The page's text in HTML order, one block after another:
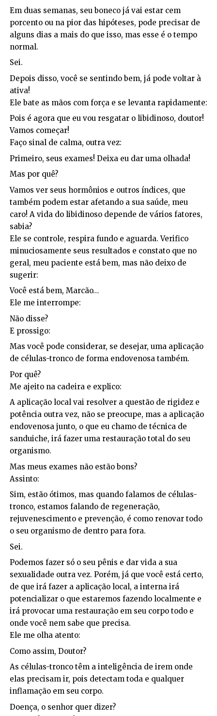
Em duas semanas, seu boneco já vai estar cem
porcento ou na pior das hipóteses, pode precisar de
alguns dias a mais do que isso, mas esse é o tempo
normal.
Sei.
Depois disso, você se sentindo bem, já pode voltar à
ativa!
Ele bate as mãos com força e se levanta rapidamente:
Pois é agora que eu vou resgatar o libidinoso, doutor!
Vamos começar!
Faço sinal de calma, outra vez:
Primeiro, seus exames! Deixa eu dar uma olhada!
Mas por quê?
Vamos ver seus hormônios e outros índices, que
também podem estar afetando a sua saúde, meu
caro! A vida do libidinoso depende de vários fatores,
sabia?
Ele se controle, respira fundo e aguarda. Verifico
minuciosamente seus resultados e constato que no
geral, meu paciente está bem, mas não deixo de
sugerir:
Você está bem, Marcão…
Ele me interrompe:
Não disse?
E prossigo:
Mas você pode considerar, se desejar, uma aplicação
de células-tronco de forma endovenosa também.
Por quê?
Me ajeito na cadeira e explico:
A aplicação local vai resolver a questão de rigidez e
potência outra vez, não se preocupe, mas a aplicação
endovenosa junto, o que eu chamo de técnica de
sanduiche, irá fazer uma restauração total do seu
organismo.
Mas meus exames não estão bons?
Assinto:
Sim, estão ótimos, mas quando falamos de células-
tronco, estamos falando de regeneração,
rejuvenescimento e prevenção, é como renovar todo
o seu organismo de dentro para fora.
Sei.
Podemos fazer só o seu pênis e dar vida a sua
sexualidade outra vez. Porém, já que você está certo,
de que irá fazer a aplicação local, a interna irá
potencializar o que estaremos fazendo localmente e
irá provocar uma restauração em seu corpo todo e
onde você nem sabe que precisa.
Ele me olha atento:
Como assim, Doutor?
As células-tronco têm a inteligência de irem onde
elas precisam ir, pois detectam toda e qualquer
inflamação em seu corpo.
Doença, o senhor quer dizer?